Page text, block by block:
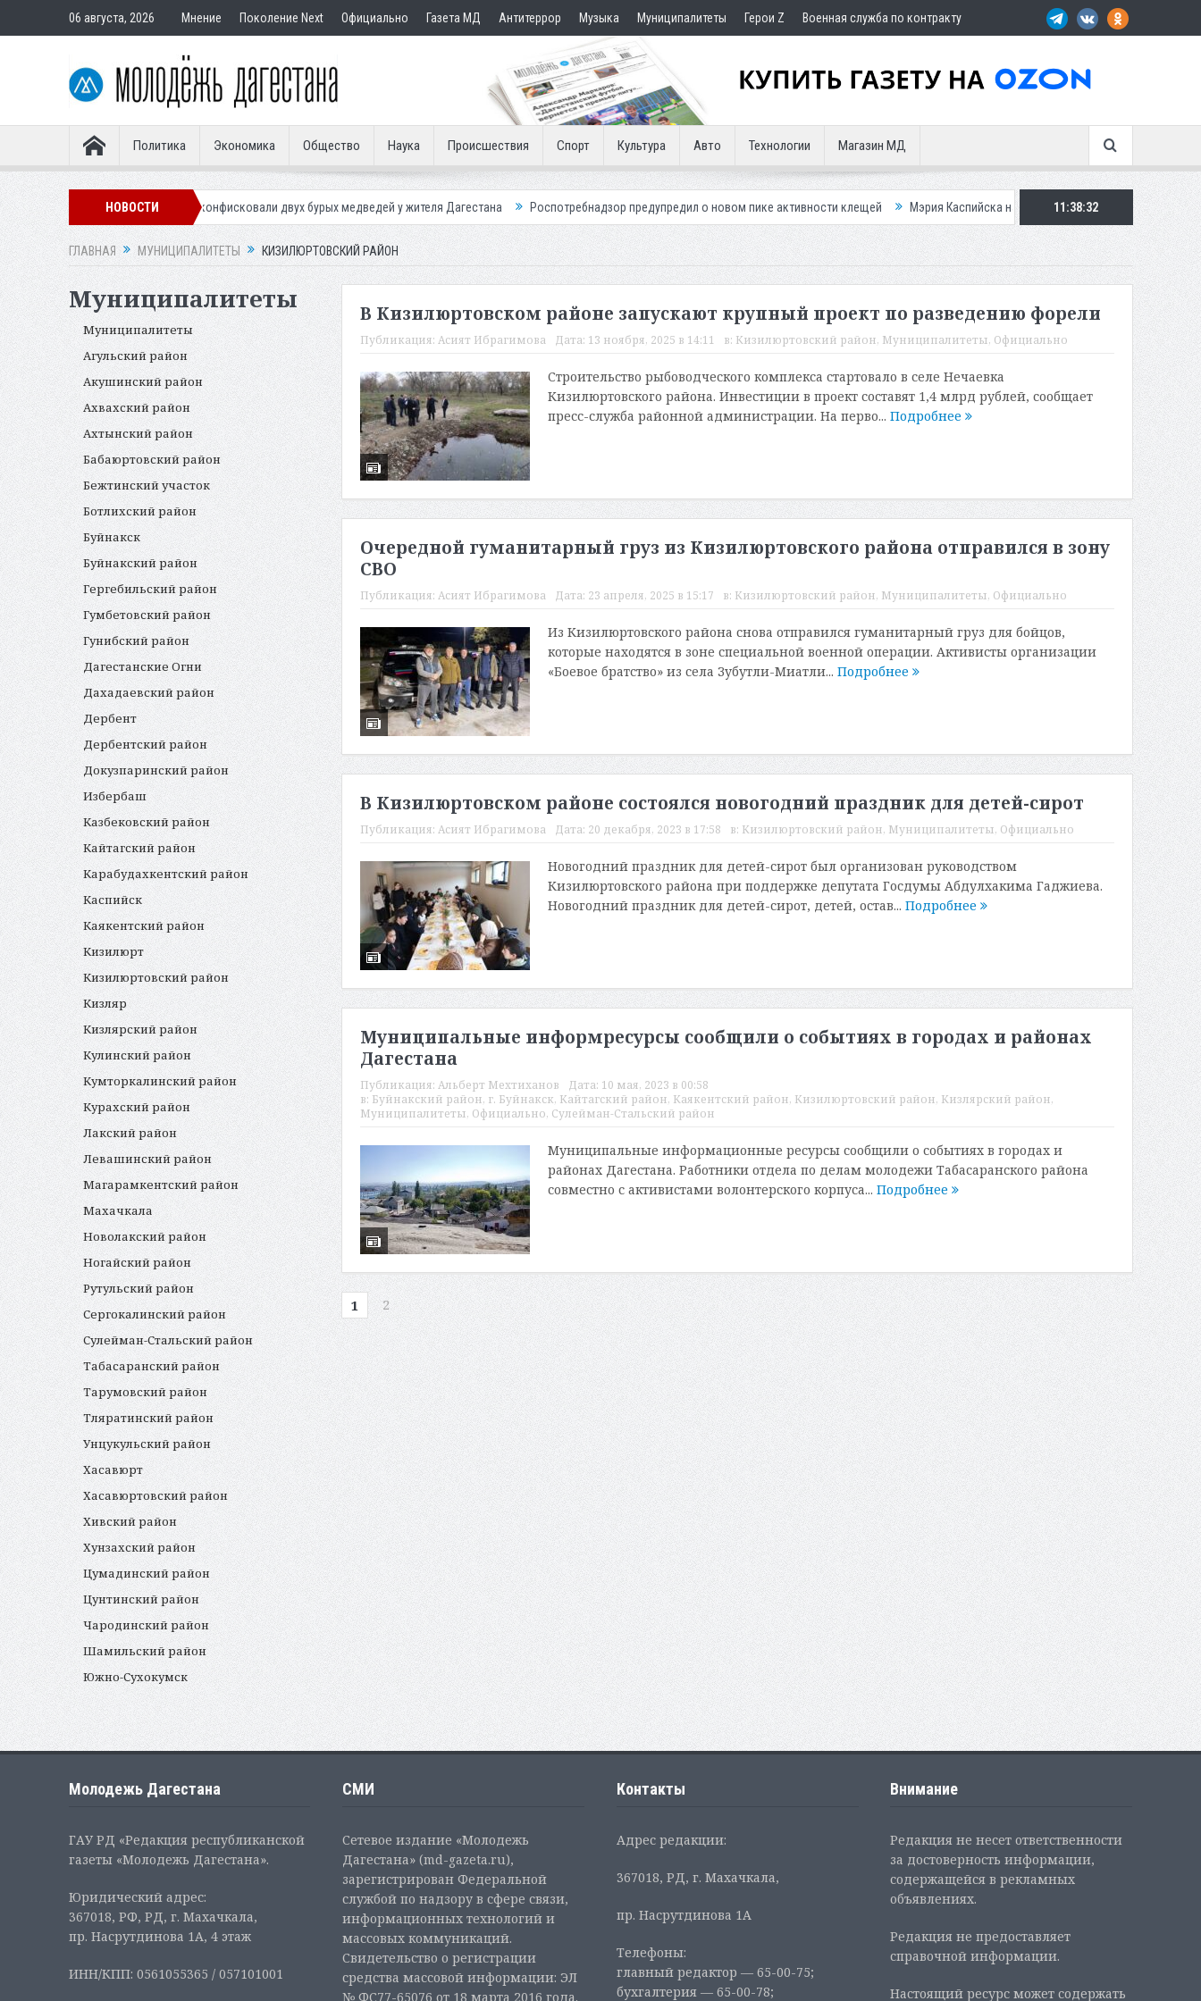
06 августа, 2026 Мнение Поколение Next Официально Газета МД Антитеррор Музыка Муниципалитеты Герои Z Военная служба по контракту
Политика Экономика Общество Наука Происшествия Спорт Культура Авто Технологии Магазин МД
НОВОСТИ
Дом» Приставы конфисковали двух бурых медведей у жителя Дагестана Роспотребнадзор предупредил о новом пике активности клещей Мэрия Каспийска назвала причину невывоза мусора в городе
11:38:33
ГЛАВНАЯ МУНИЦИПАЛИТЕТЫ КИЗИЛЮРТОВСКИЙ РАЙОН
Муниципалитеты
Муниципалитеты
Агульский район
Акушинский район
Ахвахский район
Ахтынский район
Бабаюртовский район
Бежтинский участок
Ботлихский район
Буйнакск
Буйнакский район
Гергебильский район
Гумбетовский район
Гунибский район
Дагестанские Огни
Дахадаевский район
Дербент
Дербентский район
Докузпаринский район
Избербаш
Казбековский район
Кайтагский район
Карабудахкентский район
Каспийск
Каякентский район
Кизилюрт
Кизилюртовский район
Кизляр
Кизлярский район
Кулинский район
Кумторкалинский район
Курахский район
Лакский район
Левашинский район
Магарамкентский район
Махачкала
Новолакский район
Ногайский район
Рутульский район
Сергокалинский район
Сулейман-Стальский район
Табасаранский район
Тарумовский район
Тляратинский район
Унцукульский район
Хасавюрт
Хасавюртовский район
Хивский район
Хунзахский район
Цумадинский район
Цунтинский район
Чародинский район
Шамильский район
Южно-Сухокумск
В Кизилюртовском районе запускают крупный проект по разведению форели
Публикация: Асият Ибрагимова Дата: 13 ноября, 2025 в 14:11 в: Кизилюртовский район, Муниципалитеты, Официально
Строительство рыбоводческого комплекса стартовало в селе Нечаевка
Кизилюртовского района. Инвестиции в проект составят 1,4 млрд рублей, сообщает
пресс-служба районной администрации. На перво... Подробнее
Очередной гуманитарный груз из Кизилюртовского района отправился в зону
СВО
Публикация: Асият Ибрагимова Дата: 23 апреля, 2025 в 15:17 в: Кизилюртовский район, Муниципалитеты, Официально
Из Кизилюртовского района снова отправился гуманитарный груз для бойцов,
которые находятся в зоне специальной военной операции. Активисты организации
«Боевое братство» из села Зубутли-Миатли... Подробнее
В Кизилюртовском районе состоялся новогодний праздник для детей-сирот
Публикация: Асият Ибрагимова Дата: 20 декабря, 2023 в 17:58 в: Кизилюртовский район, Муниципалитеты, Официально
Новогодний праздник для детей-сирот был организован руководством
Кизилюртовского района при поддержке депутата Госдумы Абдулхакима Гаджиева.
Новогодний праздник для детей-сирот, детей, остав... Подробнее
Муниципальные информресурсы сообщили о событиях в городах и районах
Дагестана
Публикация: Альберт Мехтиханов Дата: 10 мая, 2023 в 00:58
в: Буйнакский район, г. Буйнакск, Кайтагский район, Каякентский район, Кизилюртовский район, Кизлярский район,
Муниципалитеты, Официально, Сулейман-Стальский район
Муниципальные информационные ресурсы сообщили о событиях в городах и
районах Дагестана. Работники отдела по делам молодежи Табасаранского района
совместно с активистами волонтерского корпуса... Подробнее
1 2
Молодежь Дагестана
ГАУ РД «Редакция республиканской
газеты «Молодежь Дагестана».
Юридический адрес:
367018, РФ, РД, г. Махачкала,
пр. Насрутдинова 1А, 4 этаж
ИНН/КПП: 0561055365 / 057101001
СМИ
Сетевое издание «Молодежь
Дагестана» (md-gazeta.ru),
зарегистрирован Федеральной
службой по надзору в сфере связи,
информационных технологий и
массовых коммуникаций.
Свидетельство о регистрации
средства массовой информации: ЭЛ
№ ФС77-65076 от 18 марта 2016 года.
Контакты
Адрес редакции:
367018, РД, г. Махачкала,
пр. Насрутдинова 1А
Телефоны:
главный редактор — 65-00-75;
бухгалтерия — 65-00-78;
Внимание
Редакция не несет ответственности
за достоверность информации,
содержащейся в рекламных
объявлениях.
Редакция не предоставляет
справочной информации.
Настоящий ресурс может содержать